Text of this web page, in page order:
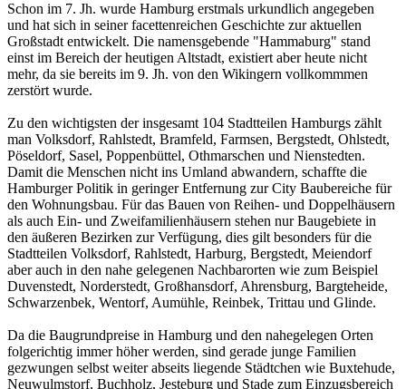
Schon im 7. Jh. wurde Hamburg erstmals urkundlich angegeben
und hat sich in seiner facettenreichen Geschichte zur aktuellen
Großstadt entwickelt. Die namensgebende "Hammaburg" stand
einst im Bereich der heutigen Altstadt, existiert aber heute nicht
mehr, da sie bereits im 9. Jh. von den Wikingern vollkommmen
zerstört wurde.
Zu den wichtigsten der insgesamt 104 Stadtteilen Hamburgs zählt
man Volksdorf, Rahlstedt, Bramfeld, Farmsen, Bergstedt, Ohlstedt,
Pöseldorf, Sasel, Poppenbüttel, Othmarschen und Nienstedten.
Damit die Menschen nicht ins Umland abwandern, schaffte die
Hamburger Politik in geringer Entfernung zur City Baubereiche für
den Wohnungsbau. Für das Bauen von Reihen- und Doppelhäusern
als auch Ein- und Zweifamilienhäusern stehen nur Baugebiete in
den äußeren Bezirken zur Verfügung, dies gilt besonders für die
Stadtteilen Volksdorf, Rahlstedt, Harburg, Bergstedt, Meiendorf
aber auch in den nahe gelegenen Nachbarorten wie zum Beispiel
Duvenstedt, Norderstedt, Großhansdorf, Ahrensburg, Bargteheide,
Schwarzenbek, Wentorf, Aumühle, Reinbek, Trittau und Glinde.
Da die Baugrundpreise in Hamburg und den nahegelegen Orten
folgerichtig immer höher werden, sind gerade junge Familien
gezwungen selbst weiter abseits liegende Städtchen wie Buxtehude,
Neuwulmstorf, Buchholz, Jesteburg und Stade zum Einzugsbereich